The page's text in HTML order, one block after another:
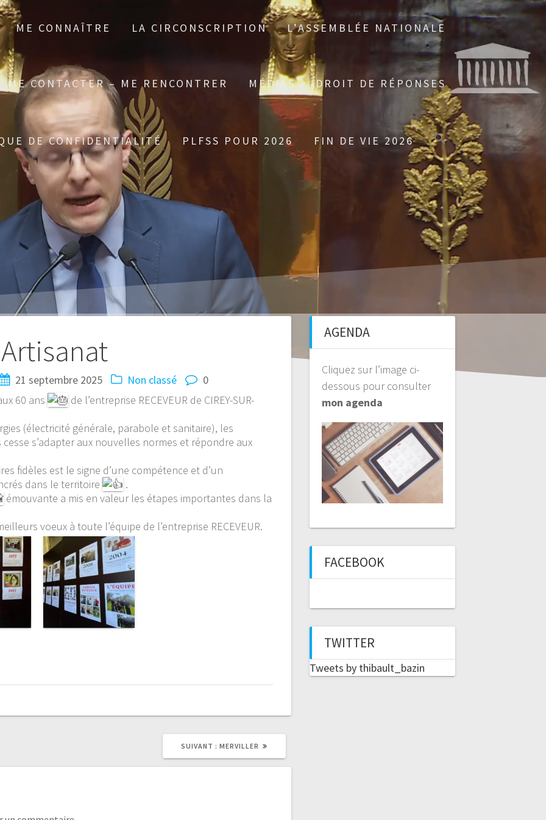
ME CONNAÎTRE LA CIRCONSCRIPTION L’ASSEMBLÉE NATIONALE
ME CONTACTER – ME RENCONTRER MÉDIAS DROIT DE RÉPONSES
DE CONFIDENTIALITÉ PLFSS POUR 2026 FIN DE VIE 2026
Artisanat
21 septembre 2025 Non classé
0
60 ans
de l’entreprise RECEVEUR de CIREY-SUR-
(électricité générale, parabole et sanitaire), les
s’adapter aux nouvelles normes et répondre aux
fidèles est le signe d’une compétence et d’un
dans le territoire
.
émouvante a mis en valeur les étapes importantes dans la
voeux à toute l’équipe de l’entreprise RECEVEUR.
SUIVANT : MERVILLER
AGENDA
Cliquez sur l’image ci-
dessous pour consulter
mon agenda
FACEBOOK
TWITTER
Tweets by thibault_bazin